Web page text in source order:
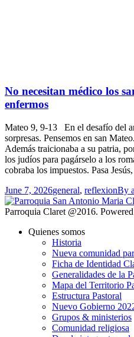
No necesitan médico los
enfermos
Mateo 9, 9-13 En el desafío del
sorpresas. Pensemos en san
Además traicionaba a su patria,
los judíos para pagárselo a los
cobraba los impuestos. Pasa
June 7, 2026general, reflexionBy
Parroquia Claret @2016.
Quienes somos
Historia
Nueva comunidad
Ficha de Identidad
Generalidades de la
Mapa del Territorio
Estructura Pastoral
Nuevo Gobierno
Grupos & ministerios
Comunidad religiosa